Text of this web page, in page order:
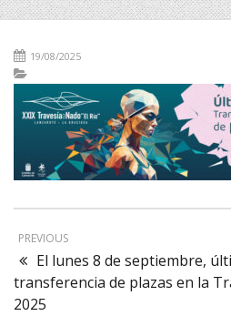
19/08/2025
PREVIOUS
El lunes 8 de septiembre,
transferencia de plazas en la
2025